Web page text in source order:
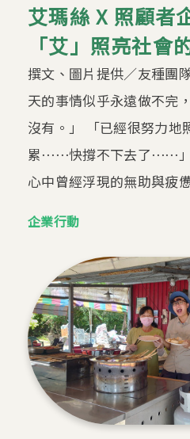
艾瑪絲 X 照顧者
「艾」照亮社會
撰文、圖片提供／友種團
天的事情似乎永遠做不完
沒有。」 「已經很努力地
累⋯⋯快撐不下去了⋯⋯」
心中曾經浮現的無助與疲
企業行動